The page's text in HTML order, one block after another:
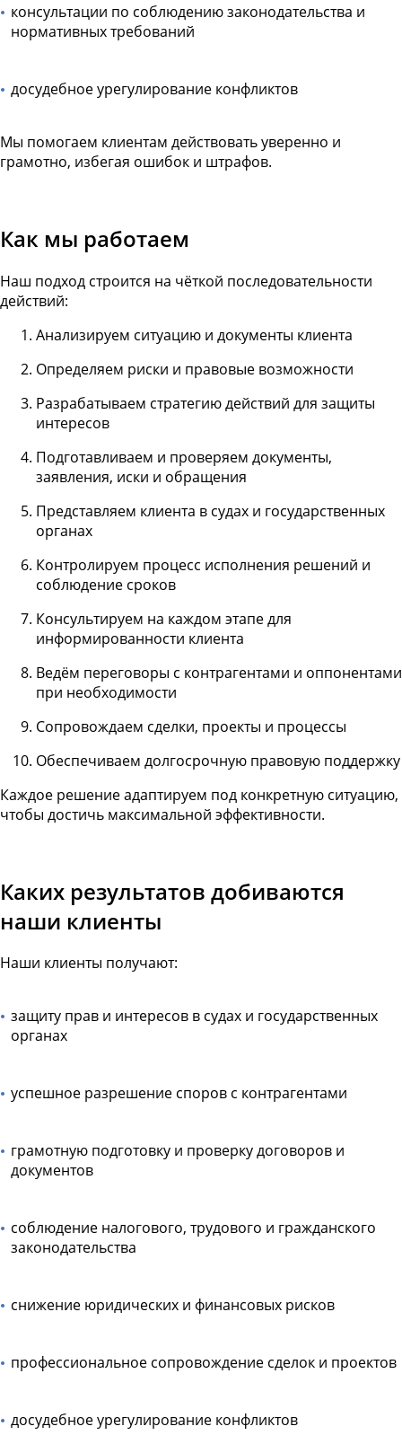
консультации по соблюдению законодательства и
нормативных требований
досудебное урегулирование конфликтов
Мы помогаем клиентам действовать уверенно и
грамотно, избегая ошибок и штрафов.
Как мы работаем
Наш подход строится на чёткой последовательности
действий:
Анализируем ситуацию и документы клиента
Определяем риски и правовые возможности
Разрабатываем стратегию действий для защиты
интересов
Подготавливаем и проверяем документы,
заявления, иски и обращения
Представляем клиента в судах и государственных
органах
Контролируем процесс исполнения решений и
соблюдение сроков
Консультируем на каждом этапе для
информированности клиента
Ведём переговоры с контрагентами и оппонентами
при необходимости
Сопровождаем сделки, проекты и процессы
Обеспечиваем долгосрочную правовую поддержку
Каждое решение адаптируем под конкретную ситуацию,
чтобы достичь максимальной эффективности.
Каких результатов добиваются
наши клиенты
Наши клиенты получают:
защиту прав и интересов в судах и государственных
органах
успешное разрешение споров с контрагентами
грамотную подготовку и проверку договоров и
документов
соблюдение налогового, трудового и гражданского
законодательства
снижение юридических и финансовых рисков
профессиональное сопровождение сделок и проектов
досудебное урегулирование конфликтов